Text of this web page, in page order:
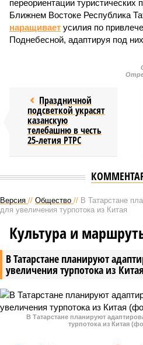
переориентации туристических
Ближнем Востоке Республика
наращивает усилия по
Поднебесной, адаптируя под
Праздничной
подсветкой украсят
казанскую
телебашню в честь
25-летия РТРС
Версия // Общество // В Татарстане
для увеличения турпотока из Китая
В Татарстане планируют
увеличения турпотока из
Культура и
В Татарстане планируют
турпотока из Китая